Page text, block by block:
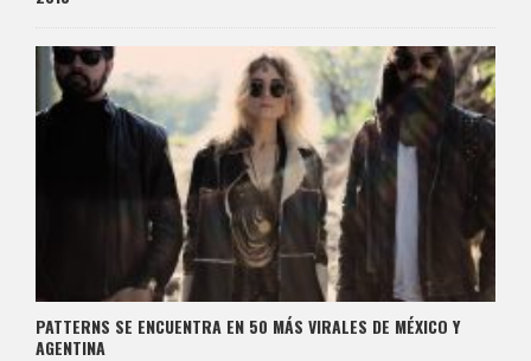
PATTERNS SE ENCUENTRA EN 50 MÁS VIRALES DE MÉXICO Y
AGENTINA